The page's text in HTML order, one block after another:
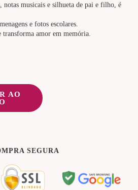
notas musicais e silhueta de pai e filho, é
e fotos escolares.
transforma amor em memória.
AO
SEGURA